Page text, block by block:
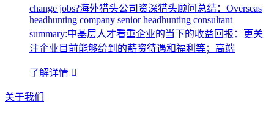
change jobs?海外猎头公司资深猎头顾问总结：Overseas
headhunting company senior headhunting consultant
summary:中基层人才看重企业的当下的收益回报：更关
注企业目前能够给到的薪资待遇和福利等；高端
了解详情 
关于我们